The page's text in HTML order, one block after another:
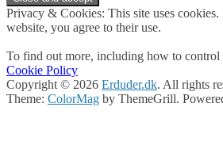
Privacy & Cookies: This site uses
website, you agree to their use.
To find out more, including how to control
Cookie Policy
Copyright © 2026 Erduder.dk. All rights
Theme: ColorMag by ThemeGrill.